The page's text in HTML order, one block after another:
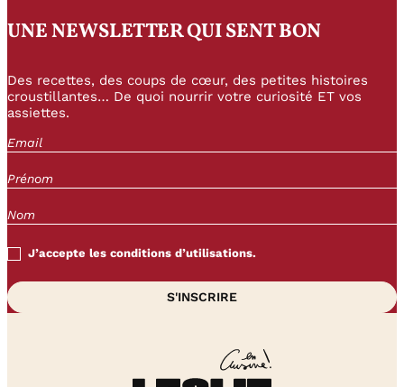
UNE NEWSLETTER QUI SENT BON
Des recettes, des coups de cœur, des petites histoires
croustillantes… De quoi nourrir votre curiosité ET vos
assiettes.
J’accepte les conditions d’utilisations.